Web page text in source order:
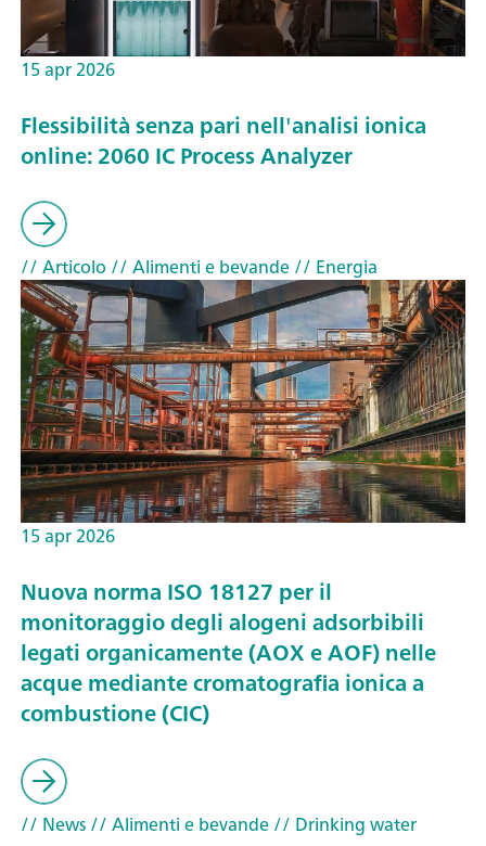
15 apr 2026
Flessibilità senza pari nell'analisi ionica
online: 2060 IC Process Analyzer
// Articolo // Alimenti e bevande// Energia
15 apr 2026
Nuova norma ISO 18127 per il
monitoraggio degli alogeni adsorbibili
legati organicamente (AOX e AOF) nelle
acque mediante cromatografia ionica a
combustione (CIC)
// News// Alimenti e bevande// Drinking water